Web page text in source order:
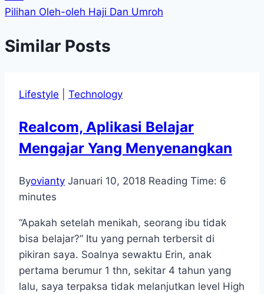
Pilihan Oleh-oleh Haji Dan Umroh
Similar Posts
Lifestyle Technology
Realcom, Aplikasi Belajar
Mengajar Yang Menyenangkan
Byovianty Januari 10, 2018 Reading Time: 6
minutes
“Apakah setelah menikah, seorang ibu tidak
bisa belajar?” Itu yang pernah terbersit di
pikiran saya. Soalnya sewaktu Erin, anak
pertama berumur 1 thn, sekitar 4 tahun yang
lalu, saya terpaksa tidak melanjutkan level High